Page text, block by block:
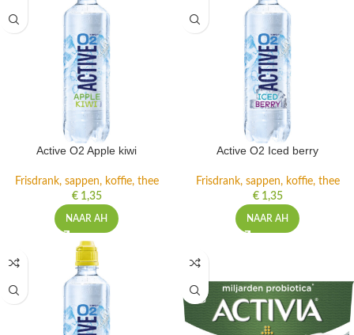
Active O2 Apple kiwi
Frisdrank, sappen, koffie, thee
€1,35
NAAR AH
Active O2 Iced berry
Frisdrank, sappen, koffie, thee
€1,35
NAAR AH